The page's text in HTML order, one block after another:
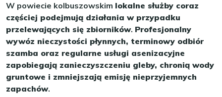
W powiecie kolbuszowskim lokalne służby coraz
częściej podejmują działania w przypadku
przelewających się zbiorników. Profesjonalny
wywóz nieczystości płynnych, terminowy odbiór
szamba oraz regularne usługi asenizacyjne
zapobiegają zanieczyszczeniu gleby, chronią wody
gruntowe i zmniejszają emisję nieprzyjemnych
zapachów.